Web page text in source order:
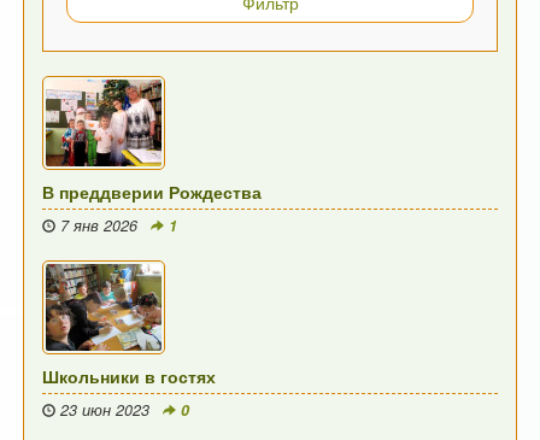
В преддверии Рождества
7 янв 2026 1
Школьники в гостях
23 июн 2023 0